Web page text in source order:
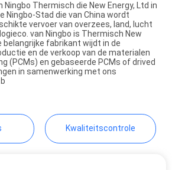
New energy
co.,ltd
Ningbo Thermisch die New Energy, Ltd in
Ningbo-Stad die van China wordt
vervoer van overzees, land, lucht
van Ningbo is Thermisch New
belangrijke fabrikant wijdt in de
en de verkoop van de materialen
(PCMs) en gebaseerde PCMs of drived
in samenwerking met ons
Kwaliteitscontrole